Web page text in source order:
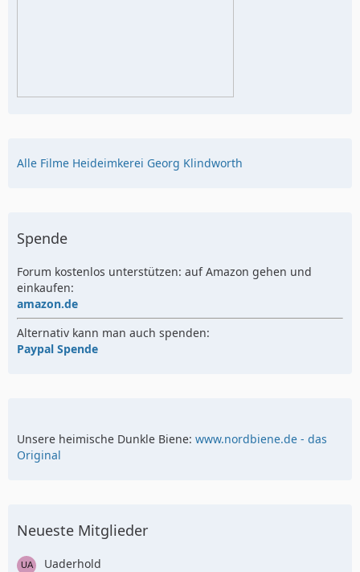
Alle Filme Heideimkerei Georg Klindworth
Spende
Forum kostenlos unterstützen: auf Amazon gehen und
einkaufen:
amazon.de
Alternativ kann man auch spenden:
Paypal Spende
Unsere heimische Dunkle Biene: www.nordbiene.de - das
Original
Neueste Mitglieder
Uaderhold